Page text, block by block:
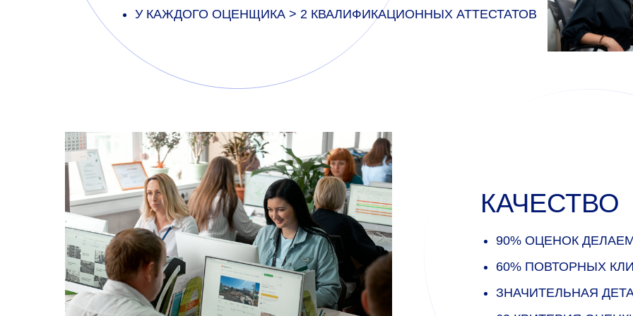
У КАЖДОГО ОЦЕНЩИКА > 2 КВАЛИФИКАЦИОННЫХ АТТЕСТАТОВ
ЗНАЧИТЕЛЬНАЯ
60% ПОВТОРНЫХ
90% ОЦЕНОК
КАЧЕСТВО